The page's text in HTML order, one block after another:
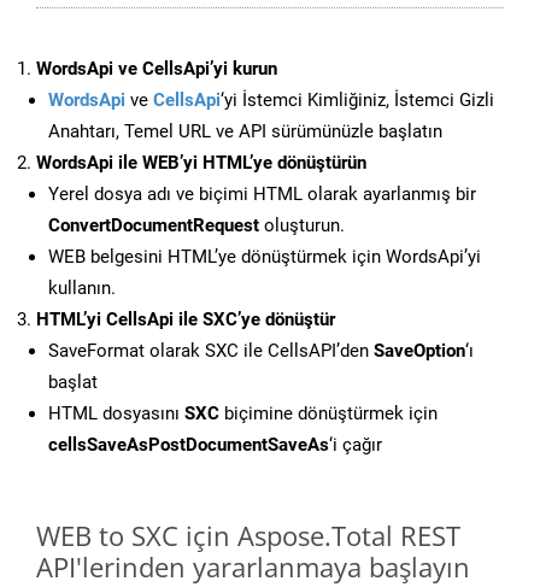
WordsApi ve CellsApi’yi kurun
WordsApi ve CellsApi‘yi İstemci Kimliğiniz, İstemci Gizli
Anahtarı, Temel URL ve API sürümünüzle başlatın
WordsApi ile WEB’yi HTML’ye dönüştürün
Yerel dosya adı ve biçimi HTML olarak ayarlanmış bir
ConvertDocumentRequest oluşturun.
WEB belgesini HTML’ye dönüştürmek için WordsApi’yi
kullanın.
HTML’yi CellsApi ile SXC’ye dönüştür
SaveFormat olarak SXC ile CellsAPI’den SaveOption‘ı
başlat
HTML dosyasını SXC biçimine dönüştürmek için
cellsSaveAsPostDocumentSaveAs‘i çağır
WEB to SXC için Aspose.Total REST
API'lerinden yararlanmaya başlayın